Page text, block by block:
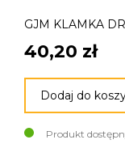
GJM KLAMKA
40,20 zł
Dodaj do
Produkt